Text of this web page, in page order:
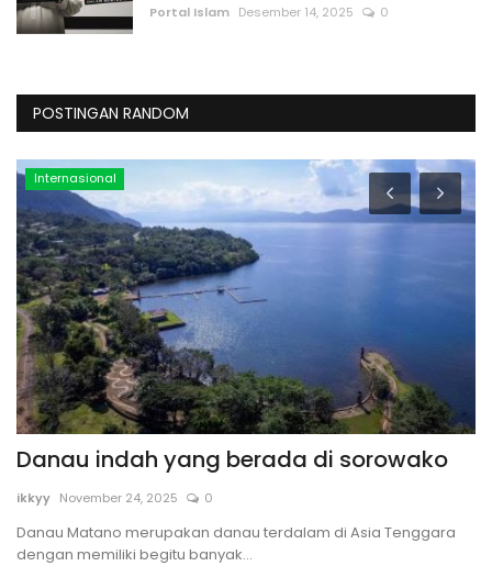
Portal Islam Desember 14, 2025 0
POSTINGAN RANDOM
Internasional
Danau indah yang berada di sorowako
ikkyy November 24, 2025 0
Danau Matano merupakan danau terdalam di Asia Tenggara
dengan memiliki begitu banyak...